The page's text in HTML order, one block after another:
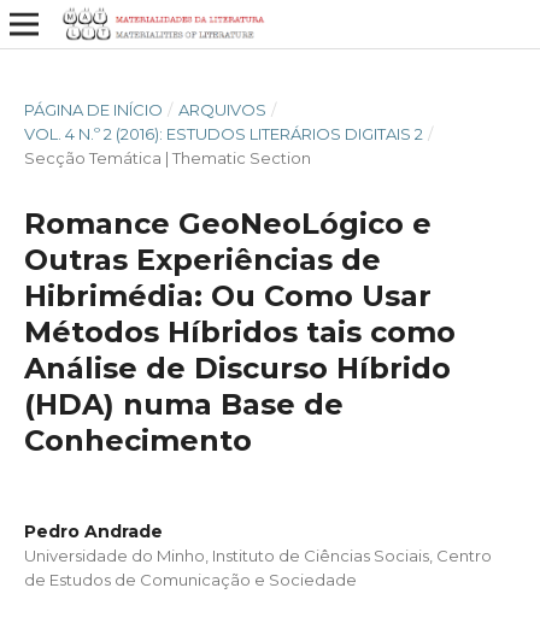
PÁGINA DE INÍCIO / ARQUIVOS /
VOL. 4 N.º 2 (2016): ESTUDOS LITERÁRIOS DIGITAIS 2 /
Secção Temática | Thematic Section
Romance GeoNeoLógico e
Outras Experiências de
Hibrimédia: Ou Como Usar
Métodos Híbridos tais como
Análise de Discurso Híbrido
(HDA) numa Base de
Conhecimento
Pedro Andrade
Universidade do Minho, Instituto de Ciências Sociais, Centro
de Estudos de Comunicação e Sociedade